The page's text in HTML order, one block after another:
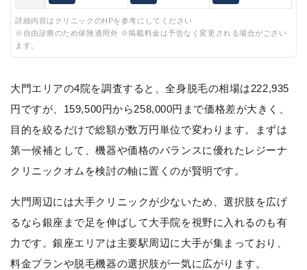
詳細内容はクリニックのHPを参考にしてください
※自由診療のため保険適用外 ※掲載料金は予告なく変更される場合がござい
ます。
大門エリアの4院を調査すると、全身脱毛の相場は222,935
円ですが、159,500円から258,000円まで価格差が大きく、
目的を絞るだけで総額が数万円単位で変わります。まずは
第一候補として、機器や価格のバランスに優れたレジーナ
クリニックオムを検討の軸に置くのが賢明です。
大門周辺には大手クリニックが少ないため、選択肢を広げ
るなら銀座まで足を伸ばして大手院を視野に入れるのも有
力です。銀座エリアは主要駅周辺に大手が集まっており、
料金プランや脱毛機器の選択肢が一気に広がります。